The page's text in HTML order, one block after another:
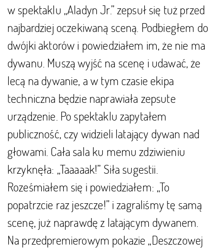
w spektaklu „Aladyn Jr.” zepsuł się tuż przed
najbardziej oczekiwaną sceną. Podbiegłem do
dwójki aktorów i powiedziałem im, że nie ma
dywanu. Muszą wyjść na scenę i udawać, że
lecą na dywanie, a w tym czasie ekipa
techniczna będzie naprawiała zepsute
urządzenie. Po spektaklu zapytałem
publiczność, czy widzieli latający dywan nad
głowami. Cała sala ku memu zdziwieniu
krzyknęła: „Taaaaak!” Siła sugestii.
Roześmiałem się i powiedziałem: „To
popatrzcie raz jeszcze!” i zagraliśmy tę samą
scenę, już naprawdę z latającym dywanem.
Na przedpremierowym pokazie „Deszczowej